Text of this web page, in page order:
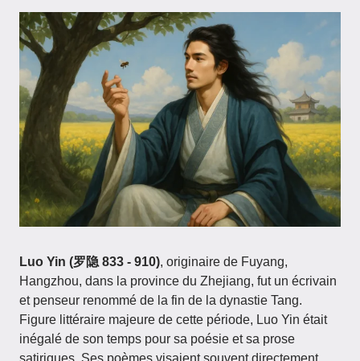
Luo Yin (罗隐 833 - 910), originaire de Fuyang,
Hangzhou, dans la province du Zhejiang, fut un écrivain
et penseur renommé de la fin de la dynastie Tang.
Figure littéraire majeure de cette période, Luo Yin était
inégalé de son temps pour sa poésie et sa prose
satiriques. Ses poèmes visaient souvent directement